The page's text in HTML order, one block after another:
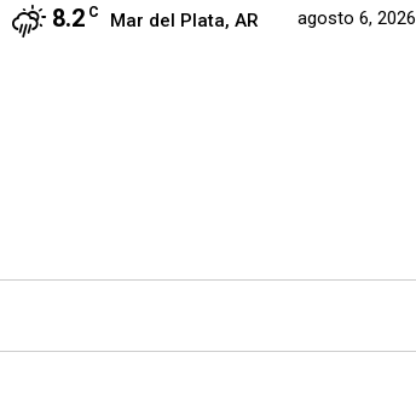
8.2 C Mar del Plata, AR agosto 6, 2026